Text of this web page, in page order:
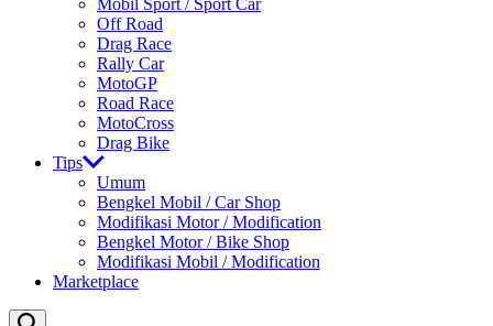
Mobil Sport / Sport Car
Off Road
Drag Race
Rally Car
MotoGP
Road Race
MotoCross
Drag Bike
Tips
Umum
Bengkel Mobil / Car Shop
Modifikasi Motor / Modification
Bengkel Motor / Bike Shop
Modifikasi Mobil / Modification
Marketplace